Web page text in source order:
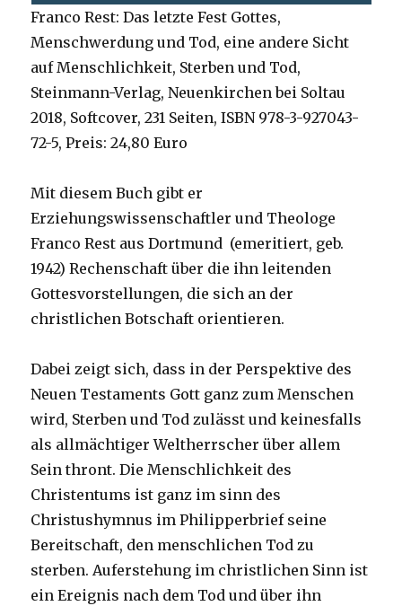
Franco Rest: Das letzte Fest Gottes,
Menschwerdung und Tod, eine andere Sicht
auf Menschlichkeit, Sterben und Tod,
Steinmann-Verlag, Neuenkirchen bei Soltau
2018, Softcover, 231 Seiten, ISBN 978-3-927043-
72-5, Preis: 24,80 Euro
Mit diesem Buch gibt er
Erziehungswissenschaftler und Theologe
Franco Rest aus Dortmund (emeritiert, geb.
1942) Rechenschaft über die ihn leitenden
Gottesvorstellungen, die sich an der
christlichen Botschaft orientieren.
Dabei zeigt sich, dass in der Perspektive des
Neuen Testaments Gott ganz zum Menschen
wird, Sterben und Tod zulässt und keinesfalls
als allmächtiger Weltherrscher über allem
Sein thront. Die Menschlichkeit des
Christentums ist ganz im sinn des
Christushymnus im Philipperbrief seine
Bereitschaft, den menschlichen Tod zu
sterben. Auferstehung im christlichen Sinn ist
ein Ereignis nach dem Tod und über ihn